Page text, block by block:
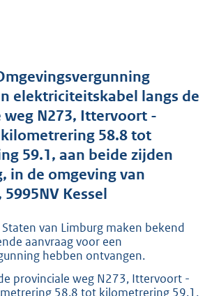
r
o
t
t
e
1
9
b
elektriciteitskabel langs de
weg N273, Ittervoort -
58.8 tot
59.1, aan beide zijden
in de omgeving van
Kessel
van Limburg maken bekend
aanvraag voor een
hebben ontvangen.
provinciale weg N273, Ittervoort -
58.8 tot kilometrering 59.1,